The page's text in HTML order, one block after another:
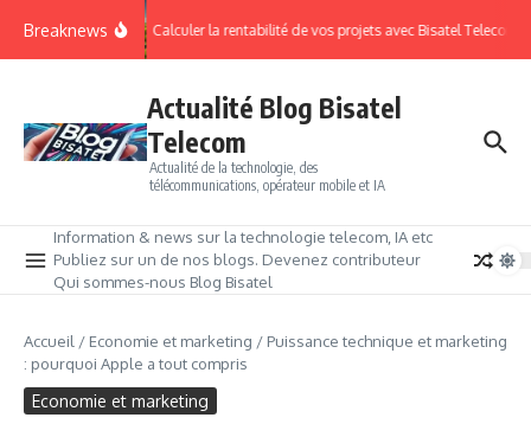
Breaknews Calculer la rentabilité de vos projets avec Bisatel Telecom.
Actualité Blog Bisatel
Telecom
Actualité de la technologie, des
télécommunications, opérateur mobile et IA
Information & news sur la technologie telecom, IA etc
Publiez sur un de nos blogs. Devenez contributeur
Qui sommes-nous Blog Bisatel
Accueil / Economie et marketing / Puissance technique et marketing
: pourquoi Apple a tout compris
Economie et marketing